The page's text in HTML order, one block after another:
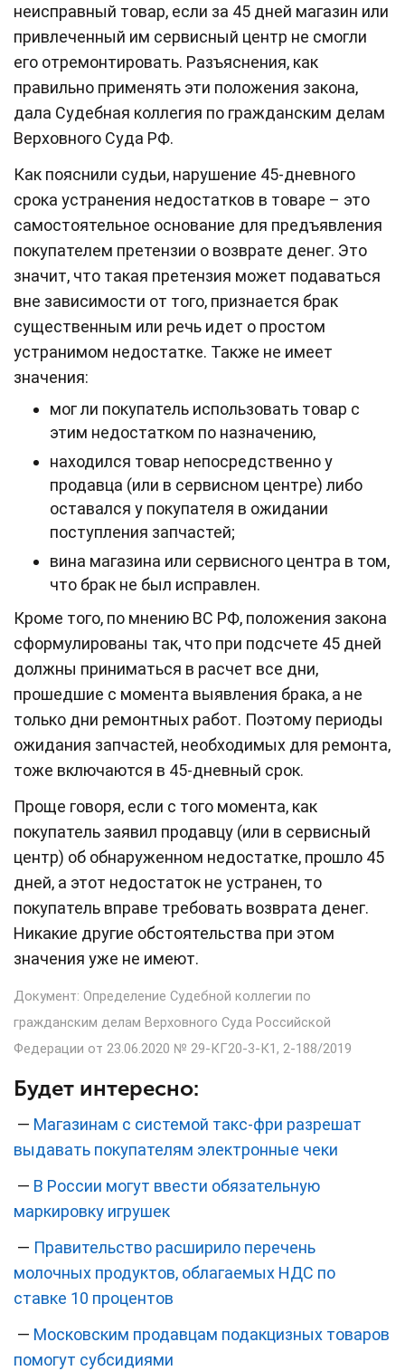
неисправный товар, если за 45 дней магазин или
привлеченный им сервисный центр не смогли
его отремонтировать. Разъяснения, как
правильно применять эти положения закона,
дала Судебная коллегия по гражданским делам
Верховного Суда РФ.
Как пояснили судьи, нарушение 45-дневного
срока устранения недостатков в товаре – это
самостоятельное основание для предъявления
покупателем претензии о возврате денег. Это
значит, что такая претензия может подаваться
вне зависимости от того, признается брак
существенным или речь идет о простом
устранимом недостатке. Также не имеет
значения:
мог ли покупатель использовать товар с
этим недостатком по назначению,
находился товар непосредственно у
продавца (или в сервисном центре) либо
оставался у покупателя в ожидании
поступления запчастей;
вина магазина или сервисного центра в том,
что брак не был исправлен.
Кроме того, по мнению ВС РФ, положения закона
сформулированы так, что при подсчете 45 дней
должны приниматься в расчет все дни,
прошедшие с момента выявления брака, а не
только дни ремонтных работ. Поэтому периоды
ожидания запчастей, необходимых для ремонта,
тоже включаются в 45-дневный срок.
Проще говоря, если с того момента, как
покупатель заявил продавцу (или в сервисный
центр) об обнаруженном недостатке, прошло 45
дней, а этот недостаток не устранен, то
покупатель вправе требовать возврата денег.
Никакие другие обстоятельства при этом
значения уже не имеют.
Документ: Определение Судебной коллегии по
гражданским делам Верховного Суда Российской
Федерации от 23.06.2020 № 29-КГ20-3-К1, 2-188/2019
Будет интересно:
— Магазинам с системой такс-фри разрешат
выдавать покупателям электронные чеки
— В России могут ввести обязательную
маркировку игрушек
— Правительство расширило перечень
молочных продуктов, облагаемых НДС по
ставке 10 процентов
— Московским продавцам подакцизных товаров
помогут субсидиями